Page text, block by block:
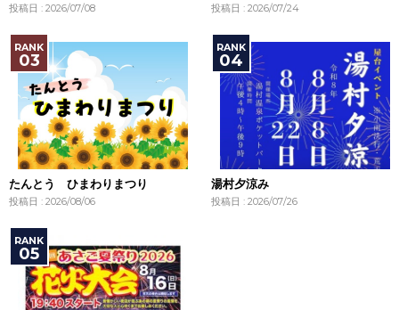
投稿日 : 2026/07/08 投稿日 : 2026/07/24
たんとう ひまわりまつり
投稿日 : 2026/08/06
湯村夕涼み
投稿日 : 2026/07/26